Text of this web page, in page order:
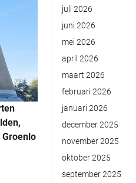
juli 2026
juni 2026
mei 2026
april 2026
maart 2026
februari 2026
januari 2026
december 2025
november 2025
oktober 2025
september 2025